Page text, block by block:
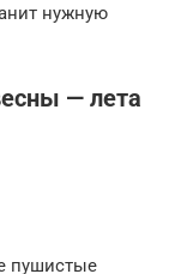
нужную
— лета
пушистые